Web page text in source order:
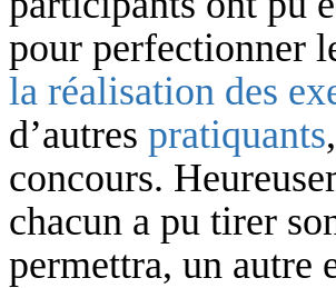
pour perfectionner
la réalisation des
d’autres pratiquants,
concours.
chacun a pu tirer
permettra, un autre